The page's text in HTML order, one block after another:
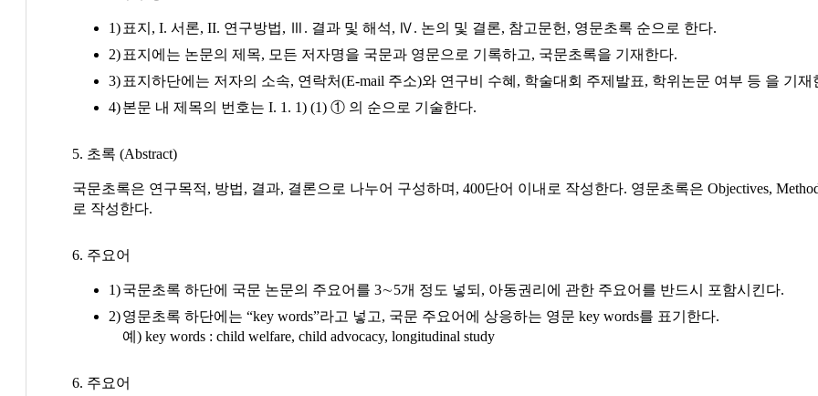
표지, I. 서론, II. 연구방법, Ⅲ. 결과 및 해석, Ⅳ. 논의 및 결론, 참고문헌, 영문초록 순으로 한다.
표지에는 논문의 제목, 모든 저자명을 국문과 영문으로 기록하고, 국문초록을 기재한다.
표지하단에는 저자의 소속, 연락처(E-mail 주소)와 연구비 수혜, 학술대회 주제발표, 학위논문 여부 등 을 기재
본문 내 제목의 번호는 I. 1. 1) (1) ① 의 순으로 기술한다.
5. 초록 (Abstract)
국문초록은 연구목적, 방법, 결과, 결론으로 나누어 구성하며, 400단어 이내로 작성한다. 영문초록은 Objectives,
로 작성한다.
6. 주요어
국문초록 하단에 국문 논문의 주요어를 3∼5개 정도 넣되, 아동권리에 관한 주요어를 반드시 포함시킨다.
영문초록 하단에는 “key words”라고 넣고, 국문 주요어에 상응하는 영문 key words를 표기한다.
예) key words : child welfare, child advocacy, longitudinal study
6. 주요어